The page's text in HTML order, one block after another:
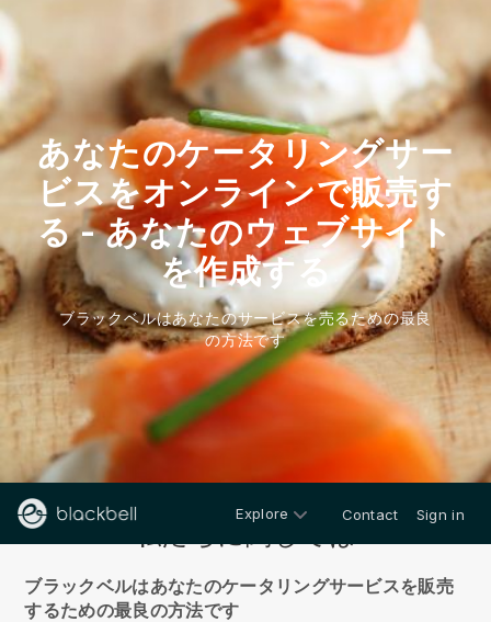
あなたのケータリングサー
ビスをオンラインで販売す
る - あなたのウェブサイト
を作成する
ブラックベルはあなたのサービスを売るための最良
の方法です
Explore Contact Sign in
ブラックベルはあなたのケータリングサービスを販売
するための最良の方法です